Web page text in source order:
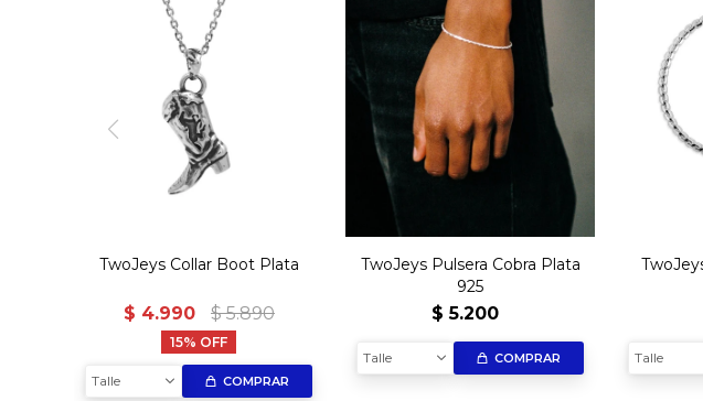
TwoJeys Collar Boot Plata
$ 4.990 $ 5.890
15
Talle COMPRAR
TwoJeys Pulsera Cobra Plata
925
$ 5.200
Talle COMPRAR Talle